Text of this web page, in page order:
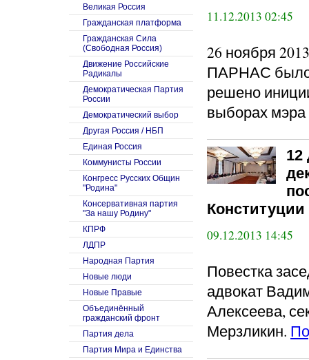
11.12.2013 02:45
26 ноября
ПАРНАС было
решено
выборах мэра
12
09.12.2013 14:45
Повестка
адвокат
Алексеева,
Мерзликин.
Великая Россия
Гражданская платформа
Гражданская Сила
(Свободная Россия)
Движение Российские
Радикалы
Демократическая Партия
России
Демократический выбор
Другая Россия / НБП
Единая Россия
Коммунисты России
Конгресс Русских Общин
"Родина"
Консервативная партия
"За нашу Родину"
КПРФ
ЛДПР
Народная Партия
Новые люди
Новые Правые
Объединённый
гражданский фронт
Партия дела
Партия Мира и Единства